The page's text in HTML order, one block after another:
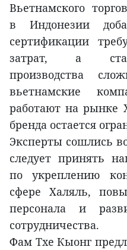
Вьетнамского
в Индонезии
сертификации
затрат, а
производства
вьетнамские
работают на рынке
бренда остается
Эксперты сошлись
следует принять
по укреплению
сфере Халяль,
персонала и
сотрудничества.
Фам Тхе Кыонг